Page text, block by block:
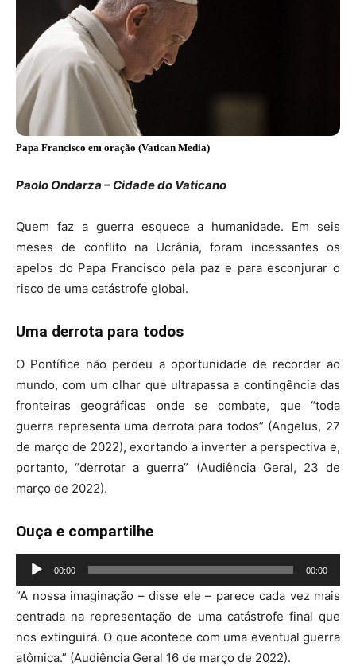
Papa Francisco em oração (Vatican Media)
Paolo Ondarza – Cidade do Vaticano
Quem faz a guerra esquece a humanidade. Em seis
meses de conflito na Ucrânia, foram incessantes os
apelos do Papa Francisco pela paz e para esconjurar o
risco de uma catástrofe global.
Uma derrota para todos
O Pontífice não perdeu a oportunidade de recordar ao
mundo, com um olhar que ultrapassa a contingência das
fronteiras geográficas onde se combate, que “toda
guerra representa uma derrota para todos” (Angelus, 27
de março de 2022), exortando a inverter a perspectiva e,
portanto, “derrotar a guerra” (Audiência Geral, 23 de
março de 2022).
Ouça e compartilhe
Tocador
de
áudio
00:00 00:00
“A nossa imaginação – disse ele – parece cada vez mais
centrada na representação de uma catástrofe final que
nos extinguirá. O que acontece com uma eventual guerra
atômica.” (Audiência Geral 16 de março de 2022).